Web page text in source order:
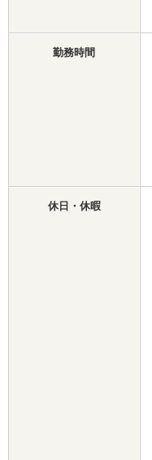
勤務時間
休日・休暇